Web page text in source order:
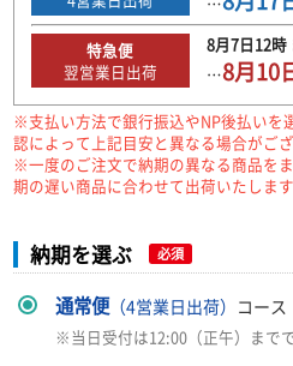
特急便
翌営業日出荷
8月7日12時
…8月10
※支払い方法で銀行振込やNP後払いを
認によって上記目安と異なる場合がござ
※一度のご注文で納期の異なる商品を
期の遅い商品に合わせて出荷いたします
納期を選ぶ 必須
通常便（4営業日出荷） コース
※当日受付は12:00（正午）までで